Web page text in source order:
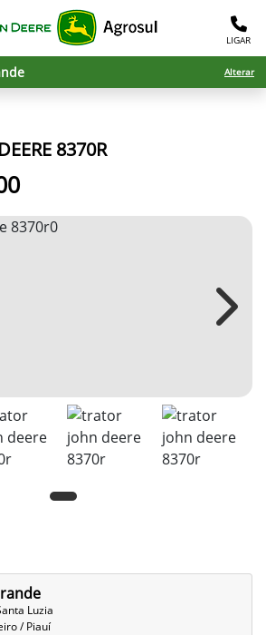
LIGAR
Alterar
8370R
Next
Luzia
/ Piauí